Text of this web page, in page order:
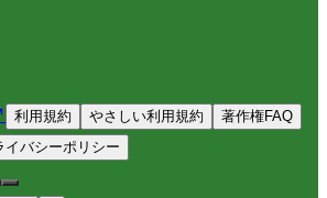
利用規約 やさしい利用規約
著作権FAQ
イバシーポリシー